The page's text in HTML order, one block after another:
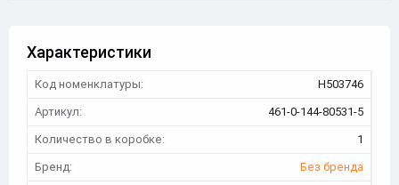
Характеристики
Код номенклатуры:
Н503746
Артикул:
461-0-144-80531-5
Количество в коробке:
1
Бренд:
Без бренда